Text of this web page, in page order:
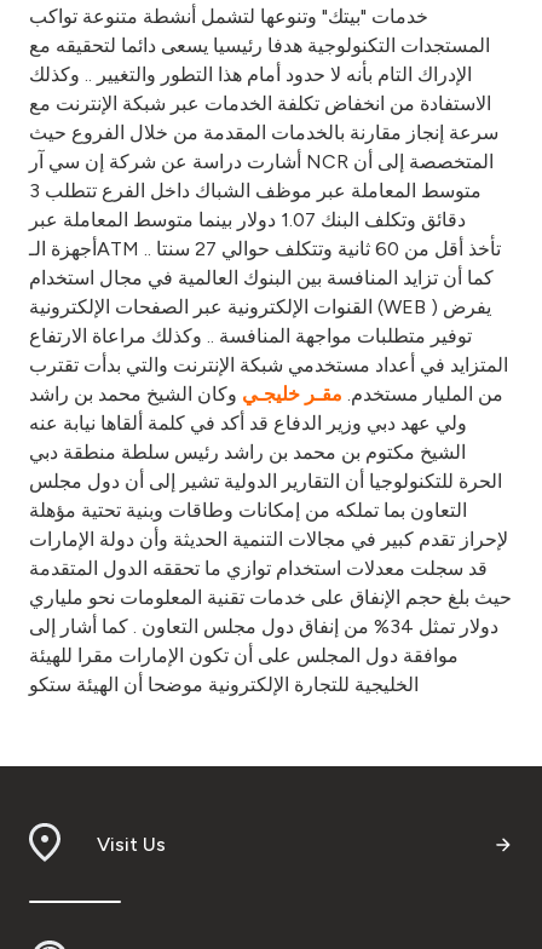
خدمات "بيتك" وتنوعها لتشمل أنشطة متنوعة تواكب
المستجدات التكنولوجية هدفا رئيسيا يسعى دائما لتحقيقه مع
الإدراك التام بأنه لا حدود أمام هذا التطور والتغيير .. وكذلك
الاستفادة من انخفاض تكلفة الخدمات عبر شبكة الإنترنت مع
سرعة إنجاز مقارنة بالخدمات المقدمة من خلال الفروع حيث
أشارت دراسة عن شركة إن سي آر NCR المتخصصة إلى أن
متوسط المعاملة عبر موظف الشباك داخل الفرع تتطلب 3
دقائق وتكلف البنك 1.07 دولار بينما متوسط المعاملة عبر
أجهزة الـATM تأخذ أقل من 60 ثانية وتتكلف حوالي 27 سنتا ..
كما أن تزايد المنافسة بين البنوك العالمية في مجال استخدام
القنوات الإلكترونية عبر الصفحات الإلكترونية (WEB ) يفرض
توفير متطلبات مواجهة المنافسة .. وكذلك مراعاة الارتفاع
المتزايد في أعداد مستخدمي شبكة الإنترنت والتي بدأت تقترب
من المليار مستخدم. مقـر خليجـي وكان الشيخ محمد بن راشد
ولي عهد دبي وزير الدفاع قد أكد في كلمة ألقاها نيابة عنه
الشيخ مكتوم بن محمد بن راشد رئيس سلطة منطقة دبي
الحرة للتكنولوجيا أن التقارير الدولية تشير إلى أن دول مجلس
التعاون بما تملكه من إمكانات وطاقات وبنية تحتية مؤهلة
لإحراز تقدم كبير في مجالات التنمية الحديثة وأن دولة الإمارات
قد سجلت معدلات استخدام توازي ما تحققه الدول المتقدمة
حيث بلغ حجم الإنفاق على خدمات تقنية المعلومات نحو ملياري
دولار تمثل 34% من إنفاق دول مجلس التعاون . كما أشار إلى
موافقة دول المجلس على أن تكون الإمارات مقرا للهيئة
الخليجية للتجارة الإلكترونية موضحا أن الهيئة ستكو
Visit Us